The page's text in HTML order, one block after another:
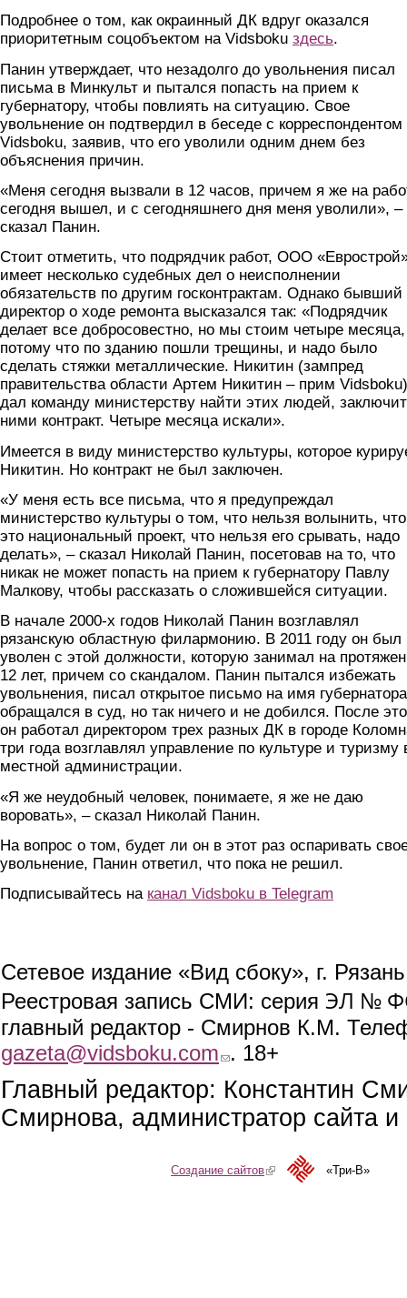
Подробнее о том, как окраинный ДК вдруг оказался
приоритетным соцобъектом на Vidsboku здесь.
Панин утверждает, что незадолго до увольнения писал
письма в Минкульт и пытался попасть на прием к
губернатору, чтобы повлиять на ситуацию. Свое
увольнение он подтвердил в беседе с корреспондентом
Vidsboku, заявив, что его уволили одним днем без
объяснения причин.
«Меня сегодня вызвали в 12 часов, причем я же на
сегодня вышел, и с сегодняшнего дня меня уволили», –
сказал Панин.
Стоит отметить, что подрядчик работ, ООО
имеет несколько судебных дел о неисполнении
обязательств по другим госконтрактам. Однако бывший
директор о ходе ремонта высказался так: «Подрядчик
делает все добросовестно, но мы стоим четыре месяца,
потому что по зданию пошли трещины, и надо было
сделать стяжки металлические. Никитин (зампред
правительства области Артем Никитин – прим Vidsboku)
дал команду министерству найти этих людей,
ними контракт. Четыре месяца искали».
Имеется в виду министерство культуры, которое
Никитин. Но контракт не был заключен.
«У меня есть все письма, что я предупреждал
министерство культуры о том, что нельзя волынить, что
это национальный проект, что нельзя его срывать, надо
делать», – сказал Николай Панин, посетовав на то, что
никак не может попасть на прием к губернатору Павлу
Малкову, чтобы рассказать о сложившейся ситуации.
В начале 2000-х годов Николай Панин возглавлял
рязанскую областную филармонию. В 2011 году он был
уволен с этой должности, которую занимал на
12 лет, причем со скандалом. Панин пытался избежать
увольнения, писал открытое письмо на имя
обращался в суд, но так ничего и не добился. После
он работал директором трех разных ДК в городе
три года возглавлял управление по культуре и туризму
местной администрации.
«Я же неудобный человек, понимаете, я же не даю
воровать», – сказал Николай Панин.
На вопрос о том, будет ли он в этот раз оспаривать
увольнение, Панин ответил, что пока не решил.
Подписывайтесь на канал Vidsboku в Telegram
Сетевое издание «Вид сбоку», г.
Реестровая запись СМИ: серия ЭЛ №
главный редактор - Смирнов К.М.
gazeta@vidsboku.com (link sends e-mail)
. 18+
Главный редактор: Константин
Смирнова, администратор сайта
Создание сайтов(link is external)«Три-В»